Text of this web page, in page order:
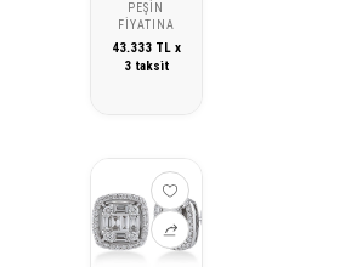
PEŞIN
FIYATINA
43.333 TL x
3 taksit